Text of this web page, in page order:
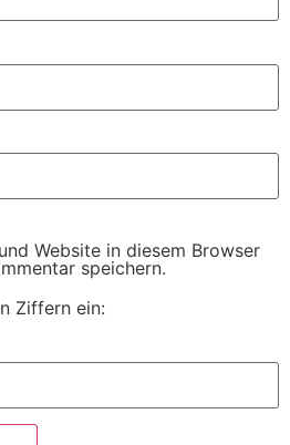
Website in diesem Browser
speichern.
Ziffern ein: